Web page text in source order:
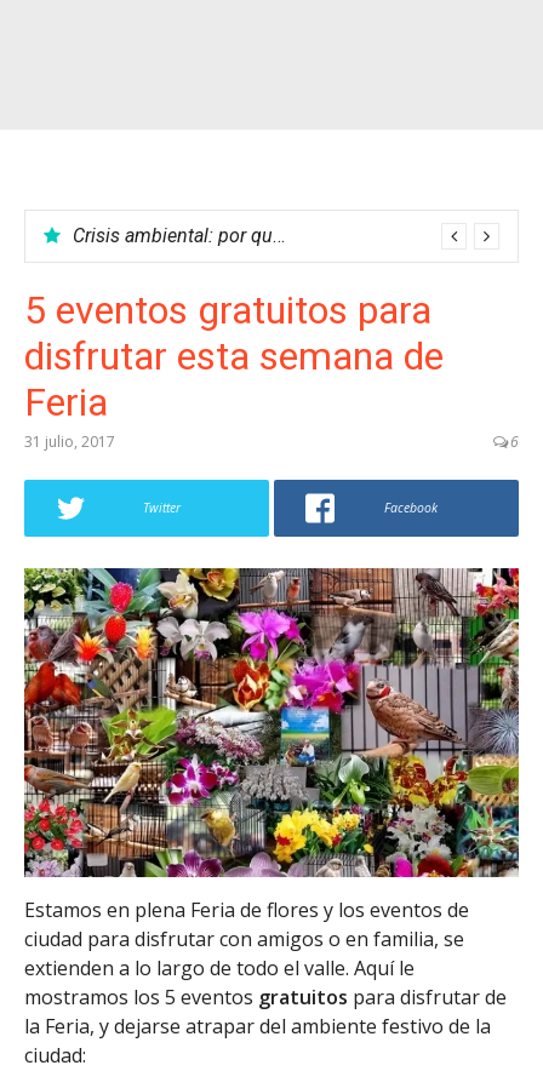
Crisis ambiental: por qué no podemos parar el calentamiento global
5 eventos gratuitos para
disfrutar esta semana de
Feria
31 julio, 2017 6
Twitter Facebook
Estamos en plena Feria de flores y los eventos de
ciudad para disfrutar con amigos o en familia, se
extienden a lo largo de todo el valle. Aquí le
mostramos los 5 eventos gratuitos para disfrutar de
la Feria, y dejarse atrapar del ambiente festivo de la
ciudad: